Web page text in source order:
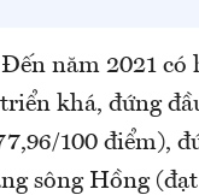
năm 2021 có
khá, đứng
100 điểm),
sông Hồng